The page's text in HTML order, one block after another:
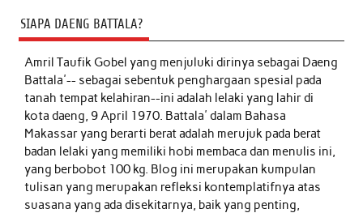
SIAPA DAENG BATTALA?
Amril Taufik Gobelyang menjuluki dirinya sebagai Daeng
Battala'-- sebagai sebentuk penghargaan spesial pada
tanah tempat kelahiran--ini adalah lelaki yang lahir di
kota daeng, 9 April 1970. Battala' dalam Bahasa
Makassar yang berarti berat adalah merujuk pada berat
badan lelaki yang memiliki hobi membaca dan menulis ini,
yang berbobot 100 kg. Blog ini merupakan kumpulan
tulisan yang merupakan refleksi kontemplatifnya atas
suasana yang ada disekitarnya, baik yang penting,